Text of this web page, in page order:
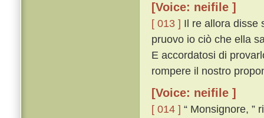
[Voice: neifile ]
[ 013 ] Il re allora disse
pruovo io ciò che ella
E accordatosi di
rompere il nostro
[Voice: neifile ]
[ 014 ] “ Monsignore, ”